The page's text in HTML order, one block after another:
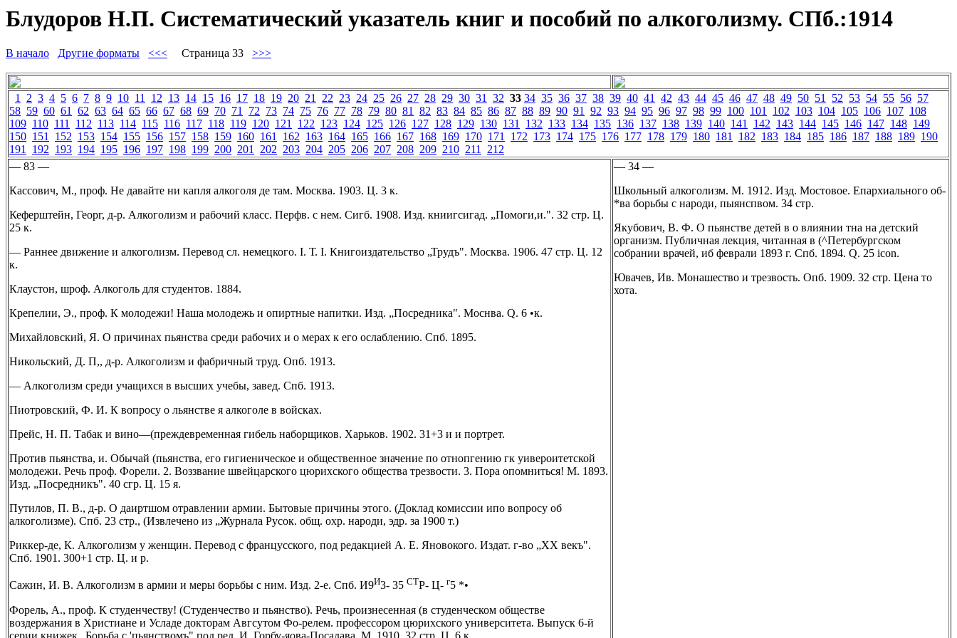
Блудоров Н.П. Систематический указатель книг и пособий по алкоголизму. СПб.:1914
В начало Другие форматы <<< Страница 33 >>>
1 2 3 4 5 6 7 8 9 10 11 12 13 14 15 16 17 18 19 20 21 22 23 24 25 26 27 28 29 30 31 32 33 34 35 36 37 38 39 40 41 42 43 44 45 46 47 48 49 50 51 52 53 54 55 56 57
58 59 60 61 62 63 64 65 66 67 68 69 70 71 72 73 74 75 76 77 78 79 80 81 82 83 84 85 86 87 88 89 90 91 92 93 94 95 96 97 98 99 100 101 102 103 104 105 106 107 108
109 110 111 112 113 114 115 116 117 118 119 120 121 122 123 124 125 126 127 128 129 130 131 132 133 134 135 136 137 138 139 140 141 142 143 144 145 146 147 148 149
150 151 152 153 154 155 156 157 158 159 160 161 162 163 164 165 166 167 168 169 170 171 172 173 174 175 176 177 178 179 180 181 182 183 184 185 186 187 188 189 190
191 192 193 194 195 196 197 198 199 200 201 202 203 204 205 206 207 208 209 210 211 212
— 83 —
Кассович, М., проф. Не давайте ни капля алкоголя де там. Москва. 1903. Ц. 3 к.
Кеферштейн, Георг, д-р. Алкоголизм и рабочий класс. Перфв. с нем. Сигб. 1908. Изд. книигсигад. „Помоги,и.". 32 стр. Ц.
25 к.
— Раннее движение и алкоголизм. Перевод сл. немецкого. I. Т. I. Книгоиздательство „Трудъ". Москва. 1906. 47 стр. Ц. 12
к.
Клаустон, шроф. Алкоголь для студентов. 1884.
Крепелии, Э., проф. К молодежи! Наша молодежь и опиртные напитки. Изд. „Посредника". Моснва. Q. 6 •к.
Михайловский, Я. О причинах пьянства среди рабочих и о мерах к его ослаблению. Спб. 1895.
Никольский, Д. П,, д-р. Алкоголизм и фабричный труд. Опб. 1913.
— Алкоголизм среди учащихся в высших учебы, завед. Спб. 1913.
Пиотровский, Ф. И. К вопросу о льянстве я алкоголе в войсках.
Прейс, Н. П. Табак и вино—(преждевременная гибель наборщиков. Харьков. 1902. 31+3 и и портрет.
Против пьянства, и. Обычай (пьянства, его гигиеническое и общественное значение по отнопгению гк уивероитетской
молодежи. Речь проф. Форели. 2. Воззвание швейцарского цюрихского общества трезвости. 3. Пора опомниться! М. 1893.
Изд. „Посредникъ". 40 сгр. Ц. 15 я.
Путилов, П. В., д-р. О даиртшом отравлении армии. Бытовые причины этого. (Доклад комиссии ипо вопросу об
алкоголизме). Спб. 23 стр., (Извлечено из „Журнала Русок. общ. охр. народи, эдр. за 1900 т.)
Риккер-де, К. Алкоголизм у женщин. Перевод с францусского, под редакцией А. Е. Яновокого. Издат. г-во „XX векъ".
Спб. 1901. 300+1 стр. Ц. и р.
Сажин, И. В. Алкоголизм в армии и меры борьбы с ним. Изд. 2-е. Спб. И9И3- 35 СТР- Ц- г5 *•
Форель, А., проф. К студенчеству! (Студенчество и пьянство). Речь, произнесенная (в студенческом обществе
воздержания в Христиане и Усладе докторам Авгсутом Фо-релем. профессором цюрихского университета. Выпуск 6-й
серии книжек „Борьба с 'пьянствомъ" под ред. И. Горбу-яова-Посадава. М. 1910. 32 стр. Ц. 6 к.
— 34 —
Школьный алкоголизм. М. 1912. Изд. Мостовое. Епархиального об-
*ва борьбы с народи, пыянспвом. 34 стр.
Якубович, В. Ф. О пьянстве детей в о влиянии тна на детский
организм. Публичная лекция, читанная в (^Петербургском
собрании врачей, иб феврали 1893 г. Спб. 1894. Q. 25 icon.
Ювачев, Ив. Монашество и трезвость. Опб. 1909. 32 стр. Цена то
хота.